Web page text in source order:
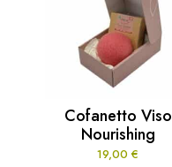
Cofanetto Viso
Nourishing
19,00 €